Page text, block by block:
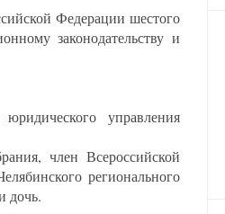
Федерации шестого
законодательству и
управления
член Всероссийской
регионального
дочь.